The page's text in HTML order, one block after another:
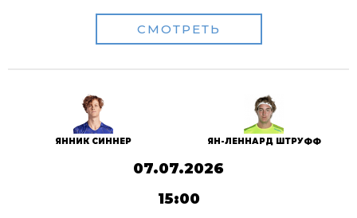
СМОТРЕТЬ
ЯННИК СИННЕР ЯН-ЛЕННАРД ШТРУФФ
07.07.2026
15:00